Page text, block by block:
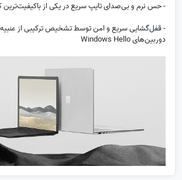
- حس نرم و بی‌صدای تایپ سریع در یکی از باکیفیت‌ترین
- قفل‌گشایی سریع و امن توسط تشخیص ترکیبی از
دوربین‌های Windows Hello
❌